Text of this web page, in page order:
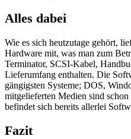
Alles dabei
Wie es sich heutzutage gehört,
Hardware mit, was man zum
Terminator, SCSI-Kabel,
Lieferumfang enthalten. Die
gängigsten Systeme; DOS,
mitgelieferten Medien sind
befindet sich bereits allerlei
Fazit